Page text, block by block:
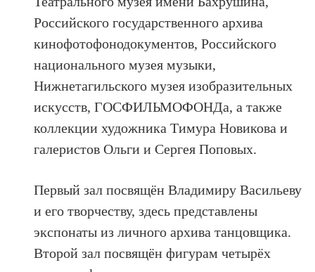
Российского государственного архива
кинофотофонодокументов, Российского
национального музея музыки,
Нижнетагильского музея изобразительных
искусств, ГОСФИЛЬМОФОНДа, а также
коллекции художника Тимура Новикова и
галеристов Ольги и Сергея Поповых.
Первый зал посвящён Владимиру Васильеву
и его творчеству, здесь представлены
экспонаты из личного архива танцовщика.
Второй зал посвящён фигурам четырёх